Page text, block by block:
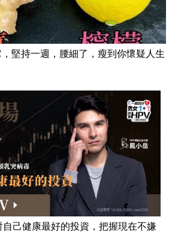
堅持一週，腰細了，瘦到你懷疑人生
己健康最好的投資，把握現在不嫌